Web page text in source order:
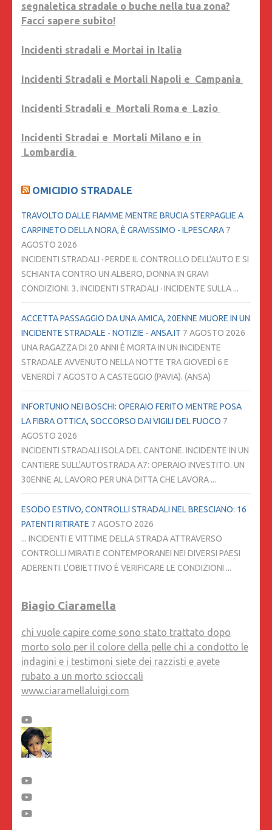
segnaletica stradale o buche nella tua zona?
Facci sapere subito!
Incidenti stradali e Mortai in Italia
Incidenti Stradali e Mortali Napoli e Campania
Incidenti Stradali e Mortali Roma e Lazio
Incidenti Stradai e Mortali Milano e in
Lombardia
OMICIDIO STRADALE
TRAVOLTO DALLE FIAMME MENTRE BRUCIA STERPAGLIE A
CARPINETO DELLA NORA, È GRAVISSIMO - ILPESCARA 7
AGOSTO 2026
INCIDENTI STRADALI · PERDE IL CONTROLLO DELL'AUTO E SI
SCHIANTA CONTRO UN ALBERO, DONNA IN GRAVI
CONDIZIONI. 3. INCIDENTI STRADALI · INCIDENTE SULLA ...
ACCETTA PASSAGGIO DA UNA AMICA, 20ENNE MUORE IN UN
INCIDENTE STRADALE - NOTIZIE - ANSA.IT 7 AGOSTO 2026
UNA RAGAZZA DI 20 ANNI È MORTA IN UN INCIDENTE
STRADALE AVVENUTO NELLA NOTTE TRA GIOVEDÌ 6 E
VENERDÌ 7 AGOSTO A CASTEGGIO (PAVIA). (ANSA)
INFORTUNIO NEI BOSCHI: OPERAIO FERITO MENTRE POSA
LA FIBRA OTTICA, SOCCORSO DAI VIGILI DEL FUOCO 7
AGOSTO 2026
INCIDENTI STRADALI ISOLA DEL CANTONE. INCIDENTE IN UN
CANTIERE SULL'AUTOSTRADA A7: OPERAIO INVESTITO. UN
30ENNE AL LAVORO PER UNA DITTA CHE LAVORA ...
ESODO ESTIVO, CONTROLLI STRADALI NEL BRESCIANO: 16
PATENTI RITIRATE 7 AGOSTO 2026
... INCIDENTI E VITTIME DELLA STRADA ATTRAVERSO
CONTROLLI MIRATI E CONTEMPORANEI NEI DIVERSI PAESI
ADERENTI. L'OBIETTIVO È VERIFICARE LE CONDIZIONI ...
Biagio Ciaramella
chi vuole capire come sono stato trattato dopo
morto solo per il colore della pelle chi a condotto le
indagini e i testimoni siete dei razzisti e avete
rubato a un morto scioccali
www.ciaramellaluigi.com